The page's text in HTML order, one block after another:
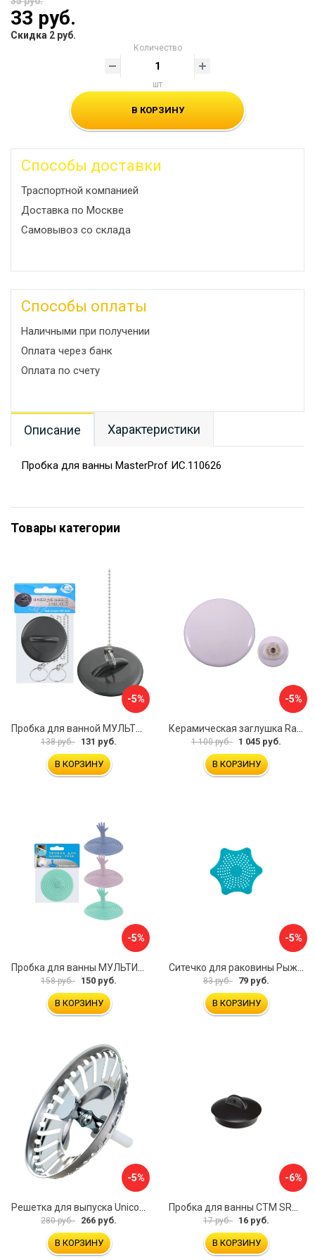
33 руб.
Скидка 2 руб.
Количество
шт
В КОРЗИНУ
Способы доставки
Траспортной компанией
Доставка по Москве
Самовывоз со склада
Способы оплаты
Наличными при получении
Оплата через банк
Оплата по счету
Описание Характеристики
Пробка для ванны MasterProf ИС.110626
Товары категории
-5%
138 руб. 131 руб.
В КОРЗИНУ
-5%
1 100 руб. 1 045 руб.
В КОРЗИНУ
-5%
Пробка для ванны МУЛЬТИДОМ Пастель VL34-11
158 руб. 150 руб.
В КОРЗИНУ
-5%
Ситечко для раковины Рыжий кот Морская Звезда 103659
83 руб. 79 руб.
В КОРЗИНУ
-5%
280 руб. 266 руб.
В КОРЗИНУ
-6%
17 руб. 16 руб.
В КОРЗИНУ